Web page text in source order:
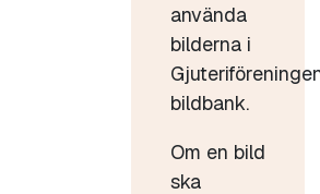
använda
bilderna i
bildbank.
Om en bild
ska